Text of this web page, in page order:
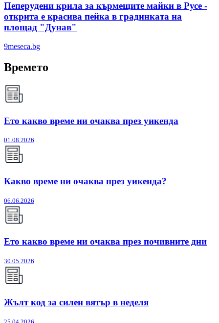
Пеперудени крила за кърмещите майки в Русе -
открита е красива пейка в градинката на
площад "Дунав"
9meseca.bg
Времето
Ето какво време ни очаква през уикенда
01.08.2026
Какво време ни очаква през уикенда?
06.06.2026
Ето какво време ни очаква през почивните дни
30.05.2026
Жълт код за силен вятър в неделя